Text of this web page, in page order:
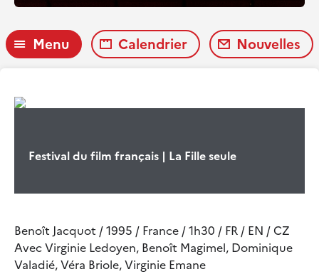
Menu Calendrier Nouvelles
Festival du film français | La Fille seule
Benoît Jacquot / 1995 / France / 1h30 / FR / EN / CZ
Avec Virginie Ledoyen, Benoît Magimel, Dominique
Valadié, Véra Briole, Virginie Emane